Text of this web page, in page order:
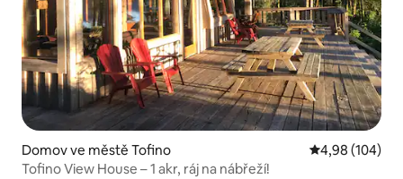
Domov ve městě Tofino Průměrné
4,98 (104)
Tofino View House – 1 akr, ráj na nábřeží!